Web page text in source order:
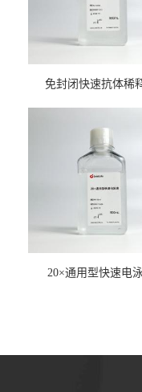
免封闭快速抗体稀
20×通用型快速电